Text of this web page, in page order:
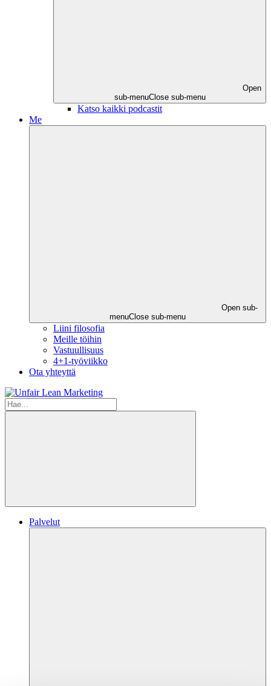
Open
sub-menuClose sub-menu
Katso kaikki podcastit
Me
Open sub-
menuClose sub-menu
Liini filosofia
Meille töihin
Vastuullisuus
4+1-työviikko
Ota yhteyttä
Hae
verkkosivulta
Hae
Palvelut